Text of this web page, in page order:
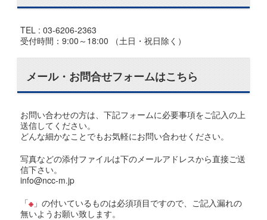
TEL : 03-6206-2363
受付時間：9:00～18:00 （土日・祝日除く）
メール・お問合せフォームはこちら
お問い合わせの方は、下記フォームに必要事項をご記入の上
送信してください。
どんな細かなことでもお気軽にお問い合わせください。
写真などの添付ファイルは下のメールアドレスから直接ご送
信下さい。
info@ncc-m.jp
「※ 」の付いているものは必須項目ですので、ご記入漏れの
無いようお願い致します。